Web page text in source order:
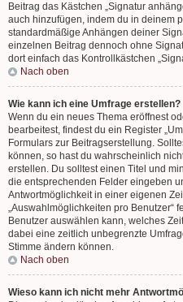
Beitrag das Kästchen „Signatur
auch hinzufügen, indem du in deinem
standardmäßige Anhängen deiner
einzelnen Beitrag dennoch ohne
dort einfach das Kontrollkästchen
Nach oben
Wie kann ich eine Umfrage erstellen?
Wenn du ein neues Thema eröffnest
bearbeitest, findest du ein Register
Formulars zur Beitragserstellung.
können, so hast du wahrscheinlich
erstellen. Du solltest einen Titel und
die entsprechenden Felder eingeben
Antwortmöglichkeit in einer eigenen
„Auswahlmöglichkeiten pro Benutzer“
Benutzer auswählen kann, welches
dabei eine zeitlich unbegrenzte
Stimme ändern können.
Nach oben
Wieso kann ich nicht mehr